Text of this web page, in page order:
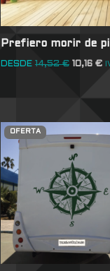
Prefiero morir de
DESDE 14,52€ 10,16 €
OFERTA